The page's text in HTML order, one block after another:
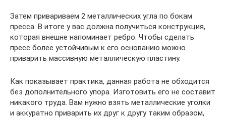
Затем привариваем 2 металлических угла по бокам
пресса. В итоге у вас должна получиться конструкция,
которая внешне напоминает ребро. Чтобы сделать
пресс более устойчивым к его основанию можно
приварить массивную металлическую пластину.
Как показывает практика, данная работа не обходится
без дополнительного упора. Изготовить его не составит
никакого труда. Вам нужно взять металлические уголки
и аккуратно приварить их друг к другу таким образом,